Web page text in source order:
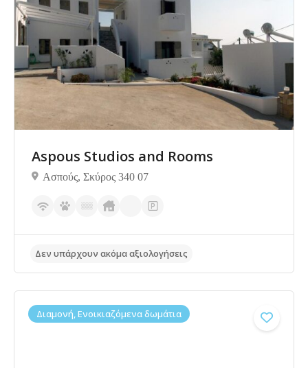
Δεν υπάρχουν ακόμα αξιολογήσεις
Aspous Studios and Rooms
Ασπούς, Σκύρος 340 07
Διαμονή, Ενοικιαζόμενα δωμάτια